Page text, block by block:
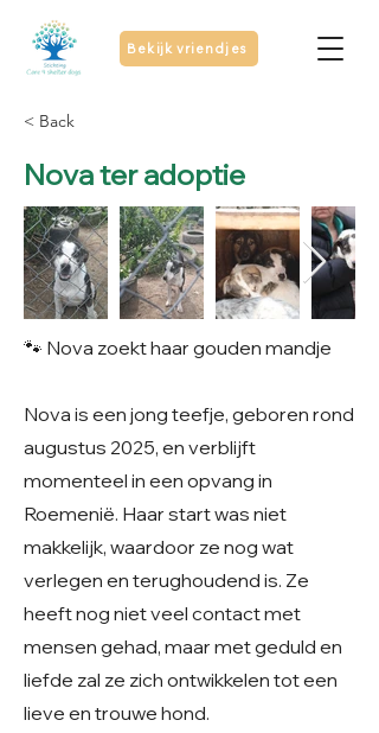
Bekijk vriendjes
< Back
Nova ter adoptie
🐾 Nova zoekt haar gouden mandje
Nova is een jong teefje, geboren rond
augustus 2025, en verblijft
momenteel in een opvang in
Roemenië. Haar start was niet
makkelijk, waardoor ze nog wat
verlegen en terughoudend is. Ze
heeft nog niet veel contact met
mensen gehad, maar met geduld en
liefde zal ze zich ontwikkelen tot een
lieve en trouwe hond.